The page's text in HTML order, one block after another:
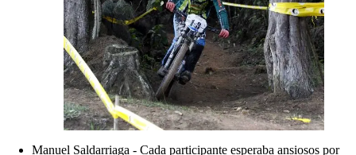
Manuel Saldarriaga - Cada participante esperaba ansiosos por